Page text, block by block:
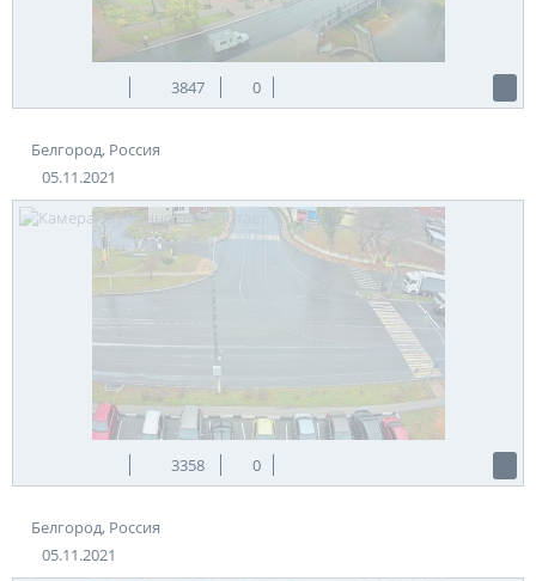
3847 0
Белгород, Россия
05.11.2021
3358 0
Белгород, Россия
05.11.2021